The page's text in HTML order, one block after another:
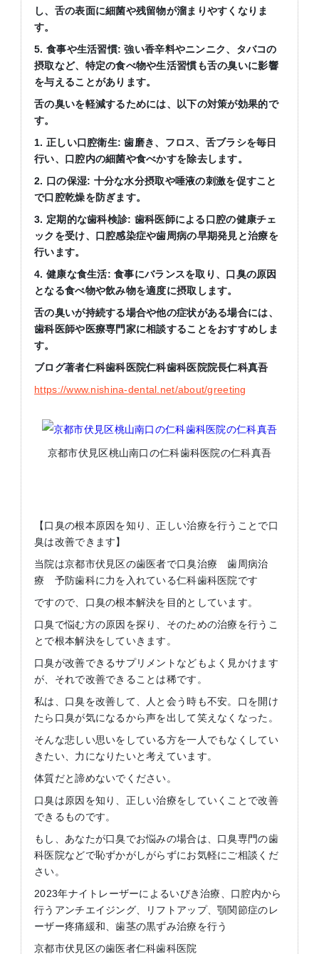
し、舌の表面に細菌や残留物が溜まりやすくなりま
す。
5. 食事や生活習慣:強い香辛料やニンニク、タバコの
摂取など、特定の食べ物や生活習慣も舌の臭いに影響
を与えることがあります。
舌の臭いを軽減するためには、以下の対策が効果的で
す。
1. 正しい口腔衛生:歯磨き、フロス、舌ブラシを毎日
行い、口腔内の細菌や食べかすを除去します。
2. 口の保湿: 十分な水分摂取や唾液の刺激を促すこと
で口腔乾燥を防ぎます。
3. 定期的な歯科検診: 歯科医師による口腔の健康チェ
ックを受け、口腔感染症や歯周病の早期発見と治療を
行います。
4. 健康な食生活:食事にバランスを取り、口臭の原因
となる食べ物や飲み物を適度に摂取します。
舌の臭いが持続する場合や他の症状がある場合には、
歯科医師や医療専門家に相談することをおすすめしま
す。
ブログ著者仁科歯科医院仁科歯科医院院長仁科真吾
https://www.nishina-dental.net/about/greeting
京都市伏見区桃山南口の仁科歯科医院の仁科真吾
【口臭の根本原因を知り、正しい治療を行うことで口
臭は改善できます】
当院は京都市伏見区の歯医者で口臭治療 歯周病治
療 予防歯科に力を入れている仁科歯科医院です
ですので、口臭の根本解決を目的としています。
口臭で悩む方の原因を探り、そのための治療を行うこ
とで根本解決をしていきます。
口臭が改善できるサプリメントなどもよく見かけます
が、それで改善できることは稀です。
私は、口臭を改善して、人と会う時も不安。口を開け
たら口臭が気になるから声を出して笑えなくなった。
そんな悲しい思いをしている方を一人でもなくしてい
きたい、力になりたいと考えています。
体質だと諦めないでください。
口臭は原因を知り、正しい治療をしていくことで改善
できるものです。
もし、あなたが口臭でお悩みの場合は、口臭専門の歯
科医院などで恥ずかがしがらずにお気軽にご相談くだ
さい。
2023年ナイトレーザーによるいびき治療、口腔内から
行うアンチエイジング、リフトアップ、顎関節症のレ
ーザー疼痛緩和、歯茎の黒ずみ治療を行う
京都市伏見区の歯医者仁科歯科医院